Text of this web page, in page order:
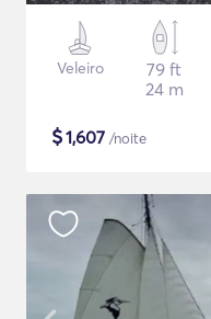
Veleiro
79 ft
24 m
$1,607 /noite